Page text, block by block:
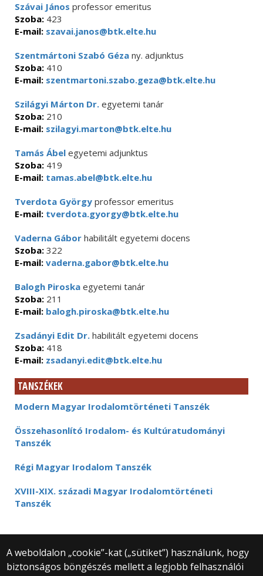
Szávai János professor emeritus
Szoba: 423
E-mail: szavai.janos@btk.elte.hu
Szentmártoni Szabó Géza ny. adjunktus
Szoba: 410
E-mail: szentmartoni.szabo.geza@btk.elte.hu
Szilágyi Márton Dr. egyetemi tanár
Szoba: 210
E-mail: szilagyi.marton@btk.elte.hu
Tamás Ábel egyetemi adjunktus
Szoba: 419
E-mail: tamas.abel@btk.elte.hu
Tverdota György professor emeritus
E-mail: tverdota.gyorgy@btk.elte.hu
Vaderna Gábor habilitált egyetemi docens
Szoba: 322
E-mail: vaderna.gabor@btk.elte.hu
Balogh Piroska egyetemi tanár
Szoba: 211
E-mail: balogh.piroska@btk.elte.hu
Zsadányi Edit Dr. habilitált egyetemi docens
Szoba: 418
E-mail: zsadanyi.edit@btk.elte.hu
TANSZÉKEK
Modern Magyar Irodalomtörténeti Tanszék
Összehasonlító Irodalom- és Kultúratudományi
Tanszék
Régi Magyar Irodalom Tanszék
XVIII-XIX. századi Magyar Irodalomtörténeti
Tanszék
A weboldalon „cookie”-kat („sütiket”) használunk, hogy
biztonságos böngészés mellett a legjobb felhasználói
© 2025 Eötvös Loránd Tudományegyetem